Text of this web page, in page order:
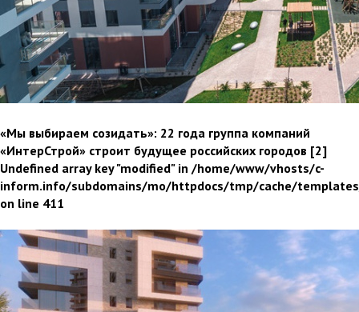
«Мы выбираем созидать»: 22 года группа компаний
«ИнтерСтрой» строит будущее российских городов [2]
Undefined array key "modified" in /home/www/vhosts/c-
inform.info/subdomains/mo/httpdocs/tmp/cache/
on line 411